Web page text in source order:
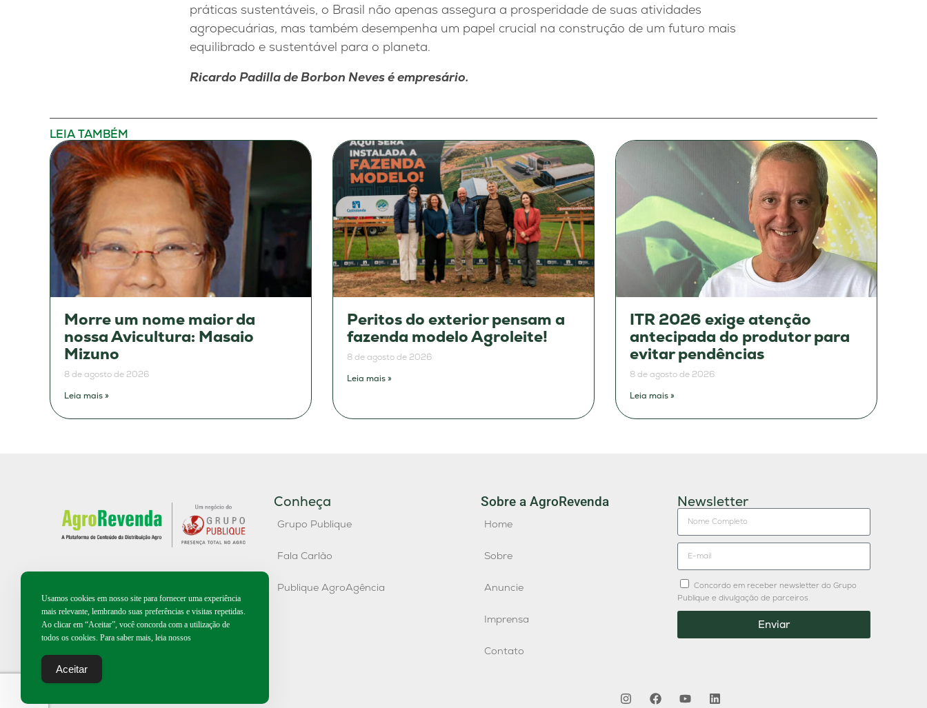
práticas sustentáveis, o Brasil não apenas assegura a prosperidade de suas atividades
agropecuárias, mas também desempenha um papel crucial na construção de um futuro mais
equilibrado e sustentável para o planeta.
Ricardo Padilla de Borbon Neves é empresário.
LEIA TAMBÉM
Morre um nome maior da
nossa Avicultura: Masaio
Mizuno
8 de agosto de 2026
Leia mais »
Peritos do exterior pensam a
fazenda modelo Agroleite!
8 de agosto de 2026
Leia mais »
ITR 2026 exige atenção
antecipada do produtor para
evitar pendências
8 de agosto de 2026
Leia mais »
Conheça
Grupo Publique
Fala Carlão
Publique AgroAgência
Sobre a AgroRevenda
Home
Sobre
Anuncie
Imprensa
Contato
Newsletter
Concordo em receber newsletter do Grupo
Publique e divulgação de parceiros.
Enviar
Usamos cookies em nosso site para fornecer uma experiência
mais relevante, lembrando suas preferências e visitas repetidas.
Ao clicar em “Aceitar”, você concorda com a utilização de
todos os cookies. Para saber mais, leia nossos
Aceitar